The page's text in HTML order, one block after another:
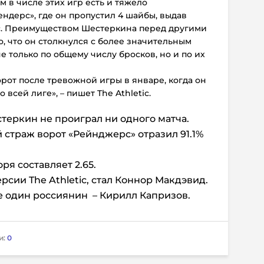
в числе этих игр есть и тяжело
где он пропустил 4 шайбы, выдав
Преимуществом Шестеркина перед другими
что он столкнулся с более значительным
только по общему числу бросков, но и по их
после тревожной игры в январе, когда он
всей лиге», – пишет The Athletic.
не проиграл ни одного матча.
ворот «Рейнджерс» отразил 91.1%
составляет 2.65.
The Athletic, стал Коннор Макдэвид.
один россиянин – Кирилл Капризов.
0